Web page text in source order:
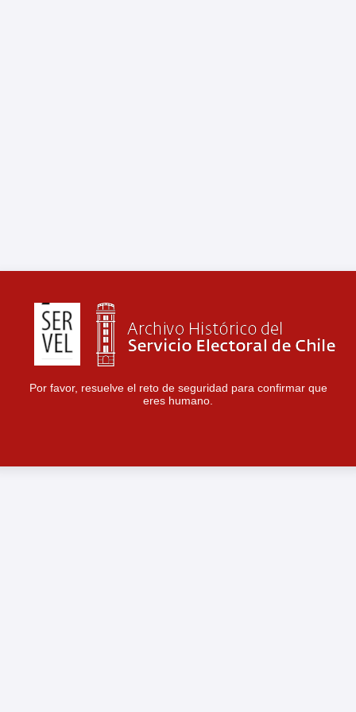
Por favor, resuelve el reto de seguridad para confirmar que
eres humano.